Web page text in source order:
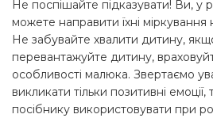
Не поспішайте підказувати! Ви, у
можете направити їхні
Не забувайте хвалити дитину,
перевантажуйте дитину,
особливості малюка. Звертаємо
викликати тільки позитивні
посібнику використовувати при